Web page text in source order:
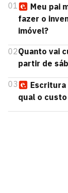
01
Meu pai
fazer o
imóvel?
02Quanto vai
partir de
03
Escritura
qual o